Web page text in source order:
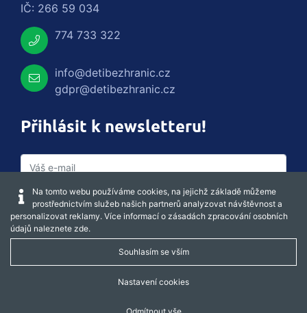
IČ: 266 59 034
774 733 322
info@detibezhranic.cz
gdpr@detibezhranic.cz
Přihlásit k newsletteru!
Captcha obnovit
Na tomto webu používáme cookies, na jejichž základě můžeme
prostřednictvím služeb našich partnerů analyzovat návštěvnost a
personalizovat reklamy. Více informací o zásadách zpracování osobních
údajů naleznete zde.
Souhlasím se vším
Nastavení cookies